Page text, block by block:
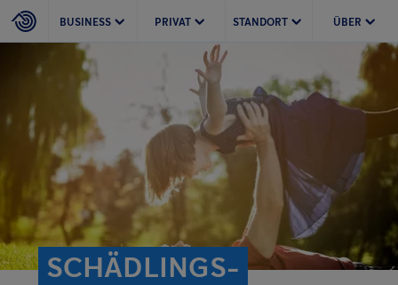
BUSINESS PRIVAT STANDORT ÜBER
SCHÄDLINGS­